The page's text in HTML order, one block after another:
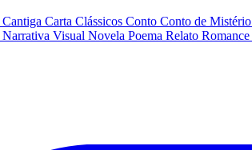
Carta Clássicos Conto Conto de Mistério
Narrativa Visual Novela Poema Relato Romance